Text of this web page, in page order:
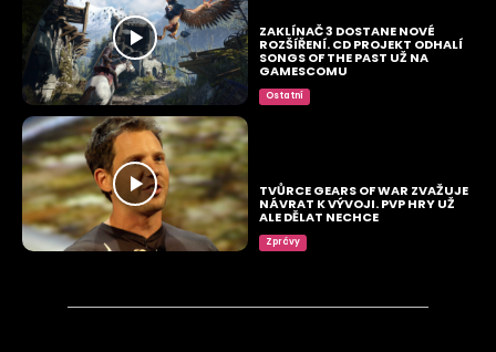
ZAKLÍNAČ 3 DOSTANE NOVÉ
ROZŠÍŘENÍ. CD PROJEKT ODHALÍ
SONGS OF THE PAST UŽ NA
GAMESCOMU
Ostatní
TVŮRCE GEARS OF WAR ZVAŽUJE
NÁVRAT K VÝVOJI. PVP HRY UŽ
ALE DĚLAT NECHCE
Zprávy